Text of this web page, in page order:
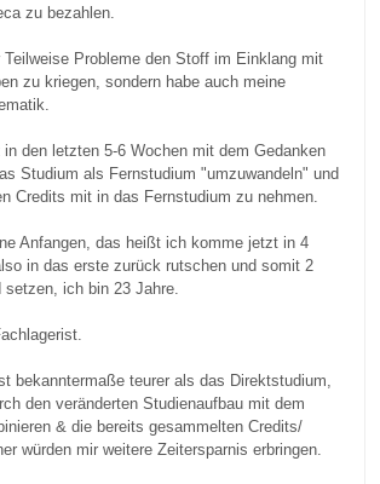
zu bezahlen.
Teilweise Probleme den Stoff im Einklang mit
zu kriegen, sondern habe auch meine
in den letzten 5-6 Wochen mit dem Gedanken
Studium als Fernstudium "umzuwandeln" und
Credits mit in das Fernstudium zu nehmen.
Anfangen, das heißt ich komme jetzt in 4
in das erste zurück rutschen und somit 2
ich bin 23 Jahre.
bekanntermaße teurer als das Direktstudium,
den veränderten Studienaufbau mit dem
& die bereits gesammelten Credits/
würden mir weitere Zeitersparnis erbringen.